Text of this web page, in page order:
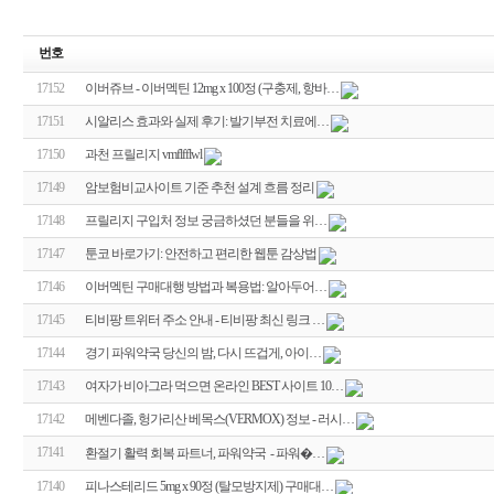
번호
17152 이버쥬브 - 이버멕틴 12mg x 100정 (구충제, 항바…
17151 시알리스 효과와 실제 후기: 발기부전 치료에…
17150 과천 프릴리지 vmflfflwl
17149 암보험비교사이트 기준 추천 설계 흐름 정리
17148 프릴리지 구입처 정보 궁금하셨던 분들을 위…
17147 툰코 바로가기: 안전하고 편리한 웹툰 감상법
17146 이버멕틴 구매대행 방법과 복용법: 알아두어…
17145 티비팡 트위터 주소 안내 - 티비팡 최신 링크 …
17144 경기 파워약국 당신의 밤, 다시 뜨겁게, 아이…
17143 여자가 비아그라 먹으면 온라인 BEST 사이트 10…
17142 메벤다졸, 헝가리산 베목스(VERMOX) 정보 - 러시…
17141 환절기 활력 회복 파트너, 파워약국 - 파워�…
17140 피나스테리드 5mg x 90정 (탈모방지제) 구매대…